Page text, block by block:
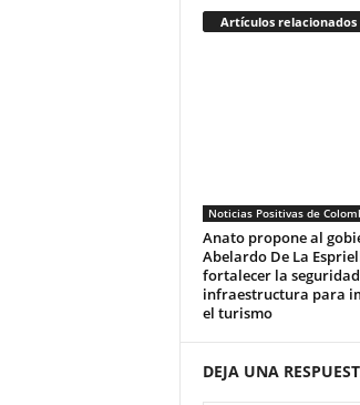
Artículos relacionados
Noticias Positivas de
Anato propone al
Abelardo De La
fortalecer la
infraestructura para
el turismo
DEJA UNA